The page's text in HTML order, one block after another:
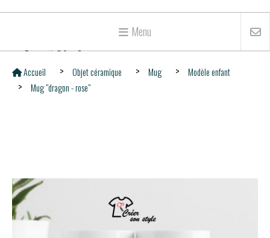
Menu
Accueil Objet céramique Mug
Modèle enfant
Mug "dragon - rose"